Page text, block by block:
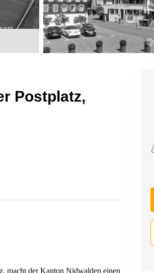
Postplatz,
macht der Kanton Nidwalden einen